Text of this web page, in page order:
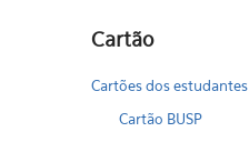
Cartão
Cartões dos estudantes
Cartão BUSP